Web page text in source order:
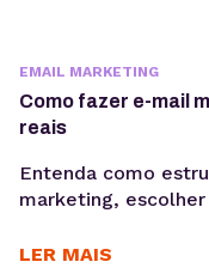
EMAIL MARKETING
Como fazer e-mail
reais
Entenda como
marketing,
métricas como taxa
LER MAIS